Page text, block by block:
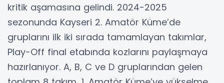
kritik aşamasına gelindi. 2024-2025
sezonunda Kayseri 2. Amatör Küme’de
gruplarını ilk iki sırada tamamlayan takımlar,
Play-Off final etabında kozlarını paylaşmaya
hazırlanıyor. A, B, C ve D gruplarından gelen